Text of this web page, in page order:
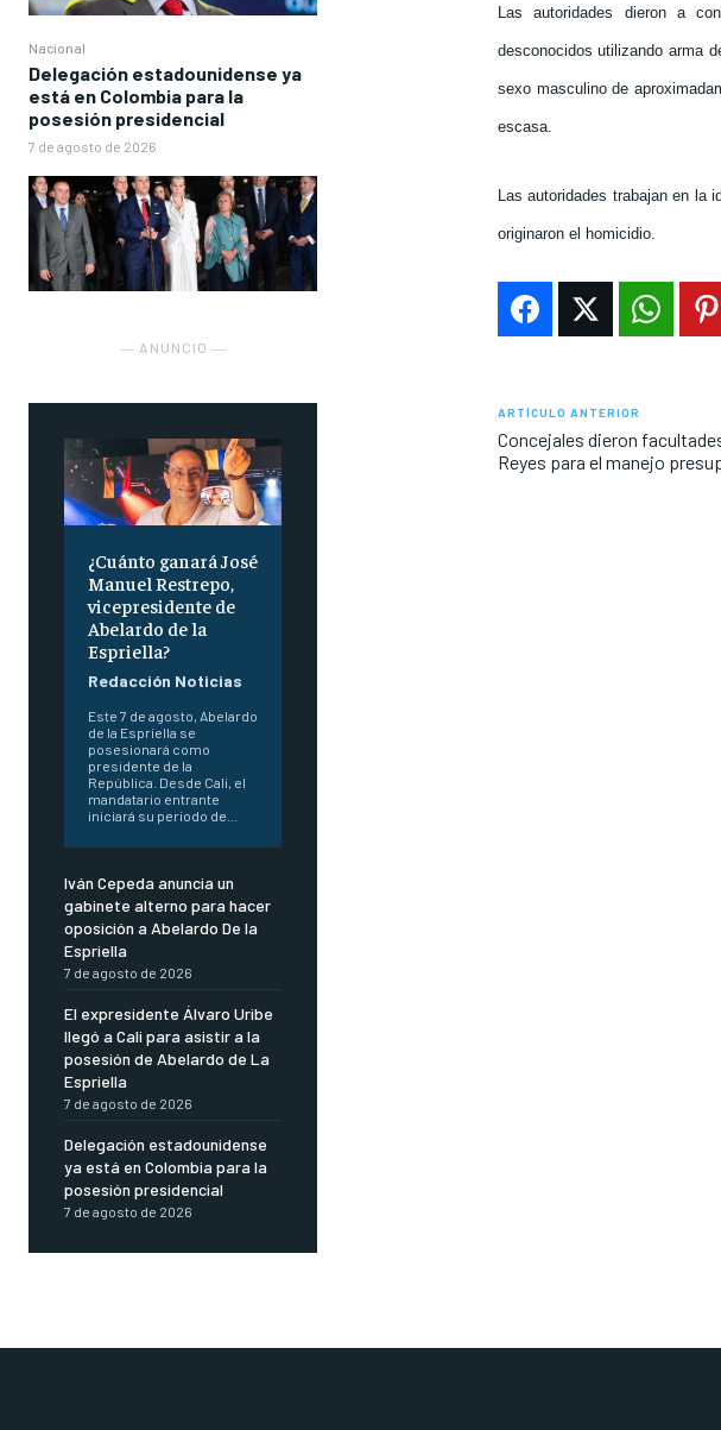
Nacional
Delegación estadounidense ya
está en Colombia para la
posesión presidencial
7 de agosto de 2026
― ANUNCIO ―
¿Cuánto ganará José
Manuel Restrepo,
vicepresidente de
Abelardo de la
Espriella?
Redacción Noticias
Este 7 de agosto, Abelardo
de la Espriella se
posesionará como
presidente de la
República. Desde Cali, el
mandatario entrante
iniciará su periodo de...
Iván Cepeda anuncia un
gabinete alterno para hacer
oposición a Abelardo De la
Espriella
7 de agosto de 2026
El expresidente Álvaro Uribe
llegó a Cali para asistir a la
posesión de Abelardo de La
Espriella
7 de agosto de 2026
Delegación estadounidense
ya está en Colombia para la
posesión presidencial
7 de agosto de 2026
Las autoridades dieron a
desconocidos utilizando arma
sexo masculino de
escasa.
Las autoridades trabajan en
originaron el homicidio.
ARTÍCULO ANTERIOR
Concejales dieron
Reyes para el manejo